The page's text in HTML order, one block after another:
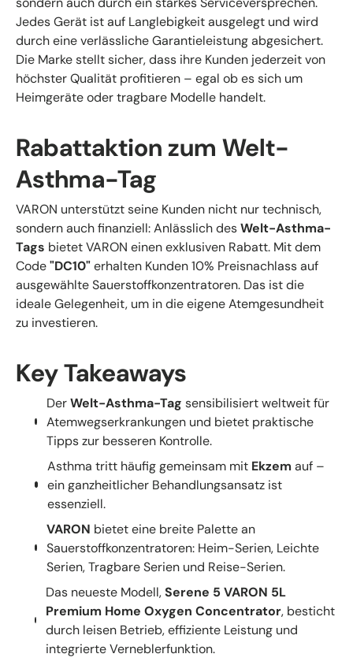
Jedes Gerät ist auf Langlebigkeit ausgelegt und wird
durch eine verlässliche Garantieleistung abgesichert.
Die Marke stellt sicher, dass ihre Kunden jederzeit von
höchster Qualität profitieren – egal ob es sich um
Heimgeräte oder tragbare Modelle handelt.
Rabattaktion zum Welt-
Asthma-Tag
VARON unterstützt seine Kunden nicht nur technisch,
sondern auch finanziell: Anlässlich desWelt-Asthma-
Tags bietet VARON einen exklusiven Rabatt. Mit dem
Code"DC10"erhalten Kunden 10% Preisnachlass auf
ausgewählte Sauerstoffkonzentratoren. Das ist die
ideale Gelegenheit, um in die eigene Atemgesundheit
zu investieren.
Key Takeaways
DerWelt-Asthma-Tag sensibilisiert weltweit für
Atemwegserkrankungen und bietet praktische
Tipps zur besseren Kontrolle.
Asthma tritt häufig gemeinsam mit Ekzemauf –
ein ganzheitlicher Behandlungsansatz ist
essenziell.
VARON bietet eine breite Palette an
Sauerstoffkonzentratoren: Heim-Serien, Leichte
Serien, Tragbare Serien und Reise-Serien.
Das neueste Modell,Serene 5 VARON 5L
Premium Home Oxygen Concentrator, besticht
durch leisen Betrieb, effiziente Leistung und
integrierte Verneblerfunktion.